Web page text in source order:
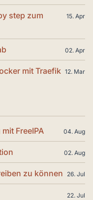
step zum
15. Apr
02. Apr
mit Traefik 12. Mar
FreeIPA 04. Aug
02. Aug
zu können 26. Jul
22. Jul